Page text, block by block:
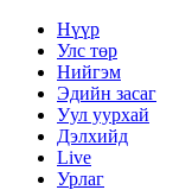
Нүүр
Улс төр
Нийгэм
Эдийн засаг
Уул уурхай
Дэлхийд
Live
Урлаг